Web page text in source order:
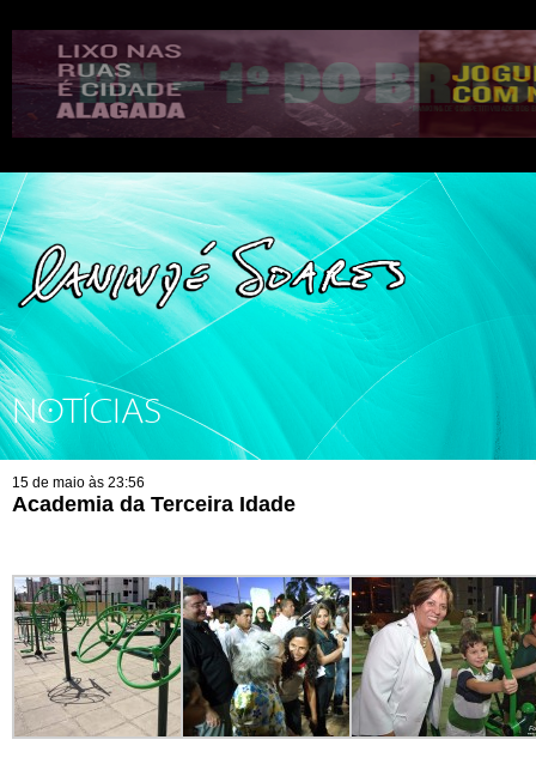
NOTÍCIAS
15 de maio às 23:56
Academia da Terceira Idade